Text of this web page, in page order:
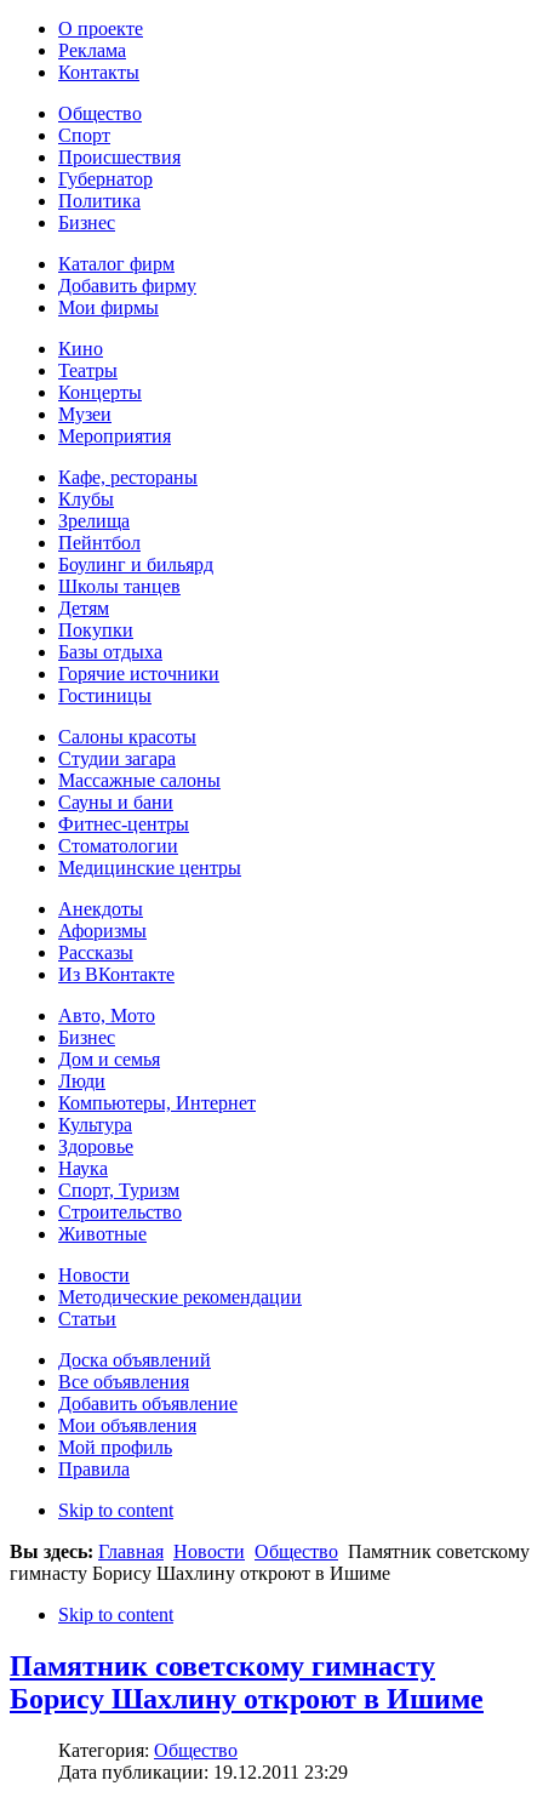
О проекте
Реклама
Контакты
Общество
Спорт
Происшествия
Губернатор
Политика
Бизнес
Каталог фирм
Добавить фирму
Мои фирмы
Кино
Театры
Концерты
Музеи
Мероприятия
Кафе, рестораны
Клубы
Зрелища
Пейнтбол
Боулинг и бильярд
Школы танцев
Детям
Покупки
Базы отдыха
Горячие источники
Гостиницы
Салоны красоты
Студии загара
Массажные салоны
Сауны и бани
Фитнес-центры
Стоматологии
Медицинские центры
Анекдоты
Афоризмы
Рассказы
Из ВКонтакте
Авто, Мото
Бизнес
Дом и семья
Люди
Компьютеры, Интернет
Культура
Здоровье
Наука
Спорт, Туризм
Строительство
Животные
Новости
Методические рекомендации
Статьи
Доска объявлений
Все объявления
Добавить объявление
Мои объявления
Мой профиль
Правила
Skip to content
Вы здесь: Главная Новости Общество Памятник советскому
гимнасту Борису Шахлину откроют в Ишиме
Skip to content
Памятник советскому гимнасту
Борису Шахлину откроют в Ишиме
Категория: Общество
Дата публикации: 19.12.2011 23:29